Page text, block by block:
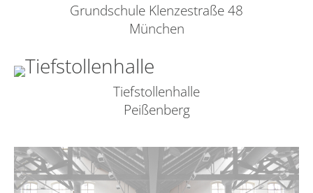
Grundschule Klenzestraße 48
München
Tiefstollenhalle
Peißenberg